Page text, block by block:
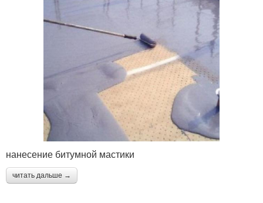
нанесение битумной мастики
читать дальше →